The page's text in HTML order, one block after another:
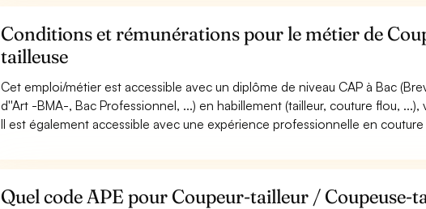
Conditions et rémunérations pour le métier de
tailleuse
Cet emploi/métier est accessible avec un diplôme de niveau CAP à Bac
d''Art -BMA-, Bac Professionnel, ...) en habillement (tailleur, couture flou,
Il est également accessible avec une expérience professionnelle en
Quel code APE pour Coupeur-tailleur / Coupeuse-